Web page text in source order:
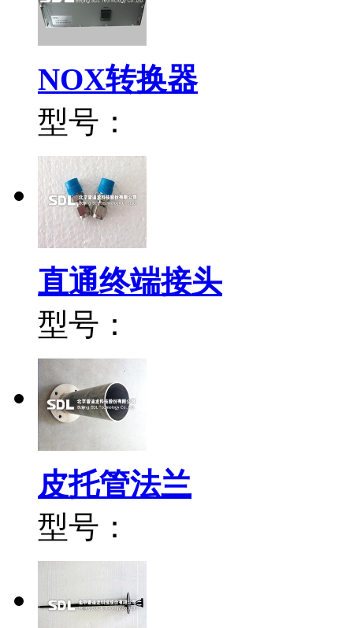
NOX转换器
型号：
直通终端接头
型号：
皮托管法兰
型号：